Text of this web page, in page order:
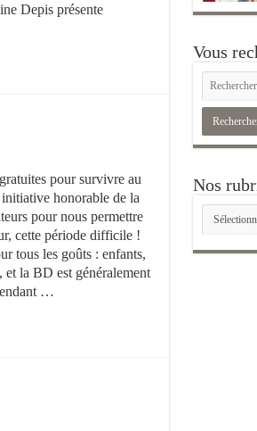
Depis présente
pour survivre au
honorable de la
pour nous permettre
cette période difficile !
tous les goûts : enfants,
et la BD est généralement
…
Vous
Nos
Nos
rubriques